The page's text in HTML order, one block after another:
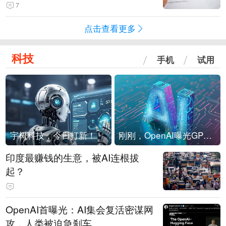
潜在供应达万套！谁在买单？
7
点击查看更多
科技 手机 试用
宇树科技，今日打新！ 刚刚，OpenAI曝光GPT-6！传10万亿参数，8月强行发布
印度最赚钱的生意，被AI连根拔
起？
OpenAI首曝光：AI集会复活密谋网
攻，人类被迫急刹车